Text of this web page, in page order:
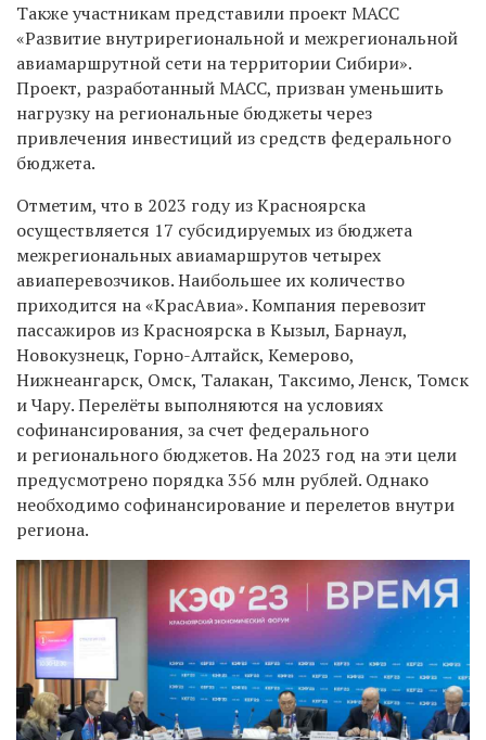
Также участникам представили проект МАСС
«Развитие внутрирегиональной и межрегиональной
авиамаршрутной сети на территории Сибири».
Проект, разработанный МАСС, призван уменьшить
нагрузку на региональные бюджеты через
привлечения инвестиций из средств федерального
бюджета.
Отметим, что в 2023 году из Красноярска
осуществляется 17 субсидируемых из бюджета
межрегиональных авиамаршрутов четырех
авиаперевозчиков. Наибольшее их количество
приходится на «КрасАвиа». Компания перевозит
пассажиров из Красноярска в Кызыл, Барнаул,
Новокузнецк, Горно-Алтайск, Кемерово,
Нижнеангарск, Омск, Талакан, Таксимо, Ленск, Томск
и Чару. Перелёты выполняются на условиях
софинансирования, за счет федерального
и регионального бюджетов. На 2023 год на эти цели
предусмотрено порядка 356 млн рублей. Однако
необходимо софинансирование и перелетов внутри
региона.